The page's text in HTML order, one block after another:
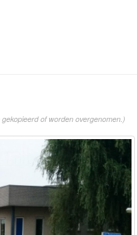
of worden overgenomen.)